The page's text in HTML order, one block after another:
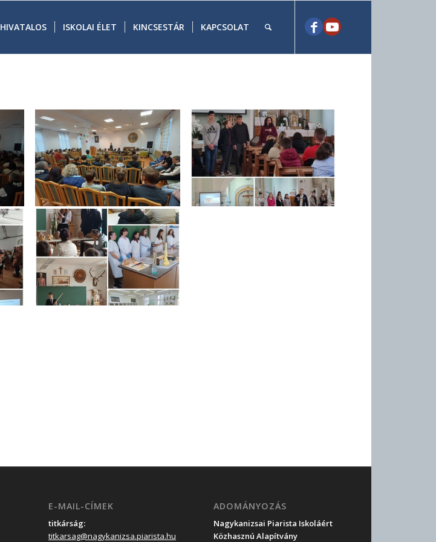
HIVATALOS ISKOLAI ÉLET KINCSESTÁR KAPCSOLAT
E-MAIL-CÍMEK
titkárság:
titkarsag@nagykanizsa.piarista.hu
ADOMÁNYOZÁS
Nagykanizsai Piarista Iskoláért
Közhasznú Alapítvány